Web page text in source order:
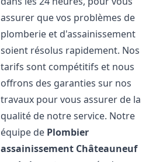
assurer que vos problèmes de
plomberie et d'assainissement
soient résolus rapidement. Nos
tarifs sont compétitifs et nous
offrons des garanties sur nos
travaux pour vous assurer de la
qualité de notre service. Notre
équipe de Plombier
assainissement Châteauneuf